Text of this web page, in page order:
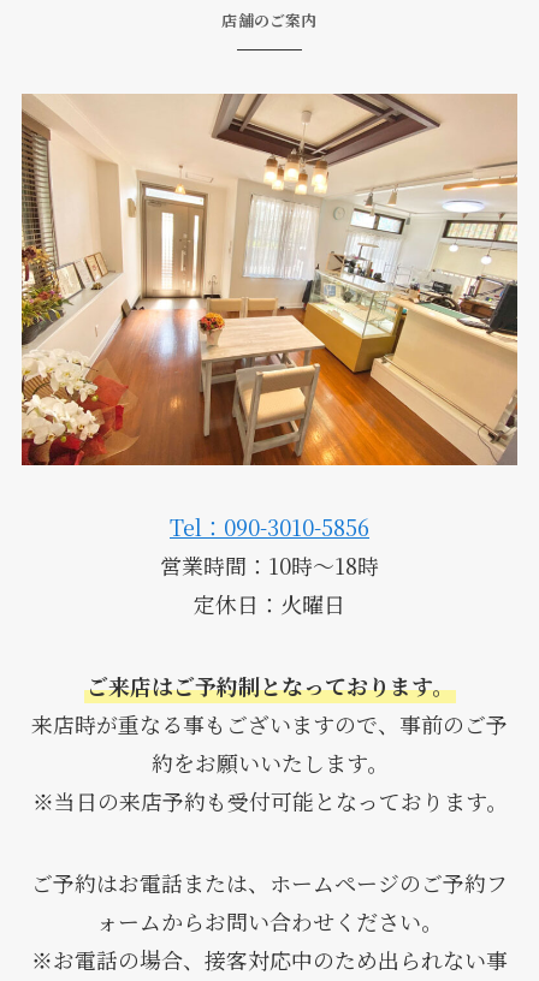
店舗のご案内
Tel：090-3010-5856
営業時間：10時～18時
定休日：火曜日
ご来店はご予約制となっております。
来店時が重なる事もございますので、事前のご予
約をお願いいたします。
※当日の来店予約も受付可能となっております。
ご予約はお電話または、ホームページのご予約フ
ォームからお問い合わせください。
※お電話の場合、接客対応中のため出られない事